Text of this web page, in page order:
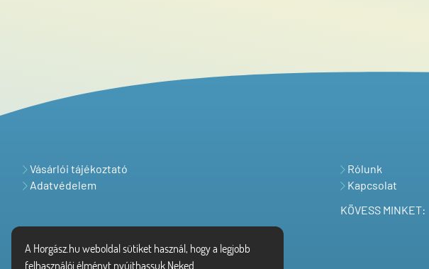
A Horgász.hu weboldal sütiket használ, hogy a legjobb
felhasználói élményt nyújthassuk Neked.
Vásárlói tájékoztató
Adatvédelem
Rólunk
Kapcsolat
KÖVESS MINKET: